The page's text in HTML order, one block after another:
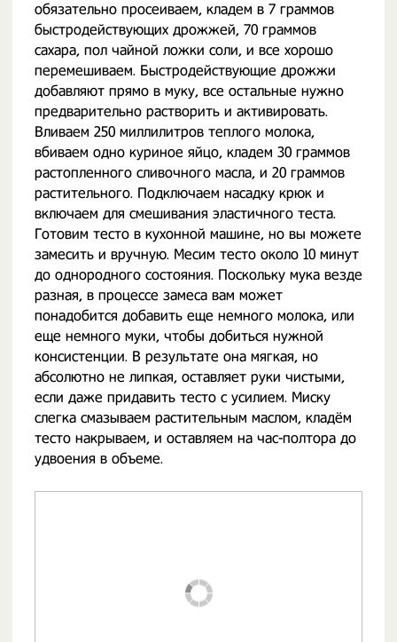
обязательно просеиваем, кладем в 7 граммов
быстродействующих дрожжей, 70 граммов
сахара, пол чайной ложки соли, и все хорошо
перемешиваем. Быстродействующие дрожжи
добавляют прямо в муку, все остальные нужно
предварительно растворить и активировать.
Вливаем 250 миллилитров теплого молока,
вбиваем одно куриное яйцо, кладем 30 граммов
растопленного сливочного масла, и 20 граммов
растительного. Подключаем насадку крюк и
включаем для смешивания эластичного теста.
Готовим тесто в кухонной машине, но вы можете
замесить и вручную. Месим тесто около 10 минут
до однородного состояния. Поскольку мука везде
разная, в процессе замеса вам может
понадобится добавить еще немного молока, или
еще немного муки, чтобы добиться нужной
консистенции. В результате она мягкая, но
абсолютно не липкая, оставляет руки чистыми,
если даже придавить тесто с усилием. Миску
слегка смазываем растительным маслом, кладём
тесто накрываем, и оставляем на час-полтора до
удвоения в объеме.